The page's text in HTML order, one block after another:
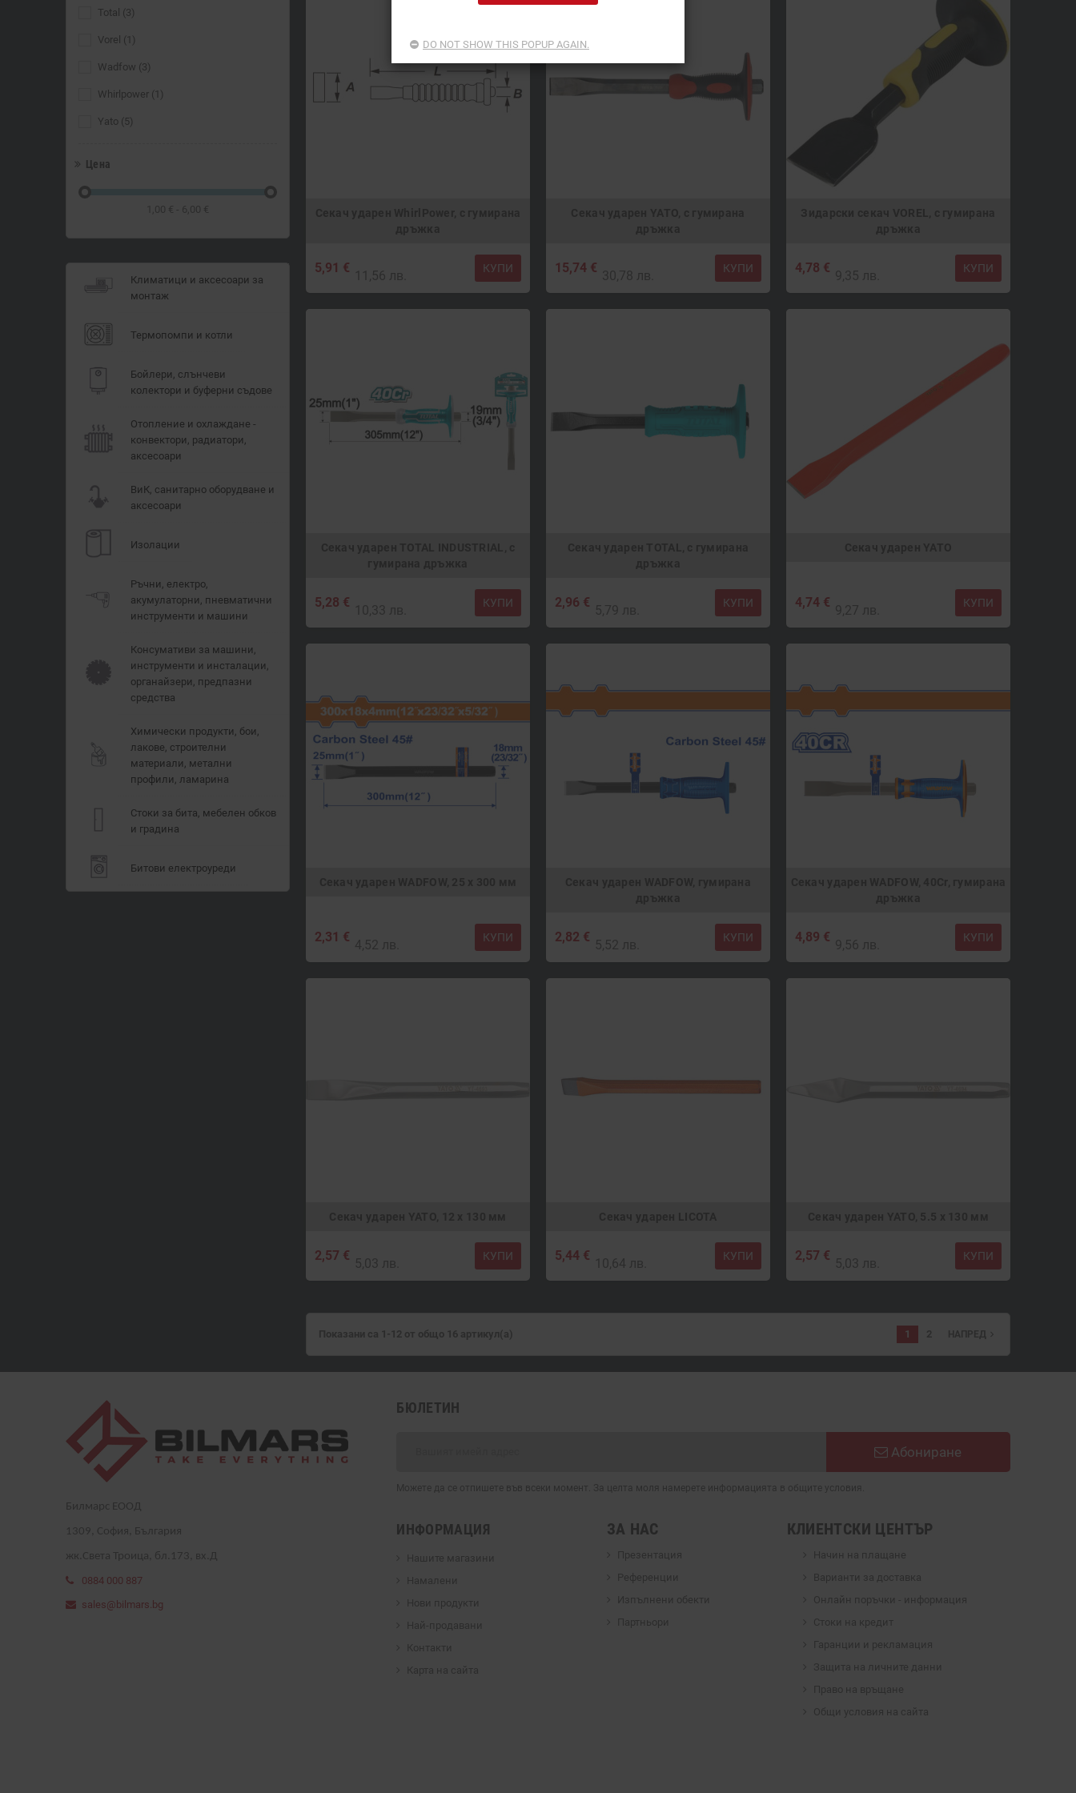
Total (3)
Vorel (1)
Wadfow (3)
Whirlpower (1)
Yato (5)
Цена
1,00 € - 6,00 €
Климатици и аксесоари за
монтаж
Термопомпи и котли
Бойлери, слънчеви
колектори и буферни съдове
Отопление и охлаждане -
конвектори, радиатори,
аксесоари
ВиК, санитарно оборудване и
аксесоари
Изолации
Ръчни, електро,
акумулаторни, пневматични
инструменти и машини
Консумативи за машини,
инструменти и инсталации,
органайзери, предпазни
средства
Химически продукти, бои,
лакове, строителни
материали, метални
профили, ламарина
Стоки за бита, мебелен обков
и градина
Битови електроуреди
5,91 € 11,56 лв. КУПИ 15,74 € 30,78 лв. КУПИ 4,78 € 9,35 лв. КУПИ
5,28 € 10,33 лв. КУПИ 2,96 € 5,79 лв. КУПИ 4,74 € 9,27 лв. КУПИ
2,31 € 4,52 лв. КУПИ 2,82 € 5,52 лв. КУПИ 4,89 € 9,56 лв. КУПИ
2,57 € 5,03 лв. КУПИ 5,44 € 10,64 лв. КУПИ 2,57 € 5,03 лв. КУПИ
Показани са 1-12 от общо 16 артикул(а) 1 2 НАПРЕД
Билмарс ЕООД
1 309 , София, България
жк.Света Троица, бл.173, вх.Д
0884 000 887
sales@bilmars.bg
БЮЛЕТИН
Абониране
Можете да се отпишете във всеки момент. За целта моля намерете информацията в общите условия.
ИНФОРМАЦИЯ
Нашите магазини
Намалени
Нови продукти
Най-продавани
Контакти
Карта на сайта
ЗА НАС
Презентация
Референции
Изпълнени обекти
Партньори
КЛИЕНТСКИ ЦЕНТЪР
Начин на плащане
Варианти за доставка
Онлайн поръчки - информация
Стоки на кредит
Гаранции и рекламация
Защита на личните данни
Право на връщане
Общи условия на сайта
DO NOT SHOW THIS POPUP AGAIN.